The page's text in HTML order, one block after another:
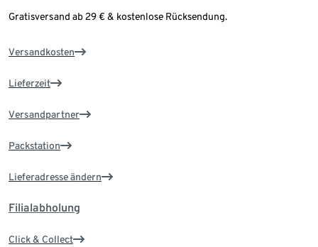
Gratisversand ab 29 € & kostenlose Rücksendung.
Versandkosten
Lieferzeit
Versandpartner
Packstation
Lieferadresse ändern
Filialabholung
Click & Collect